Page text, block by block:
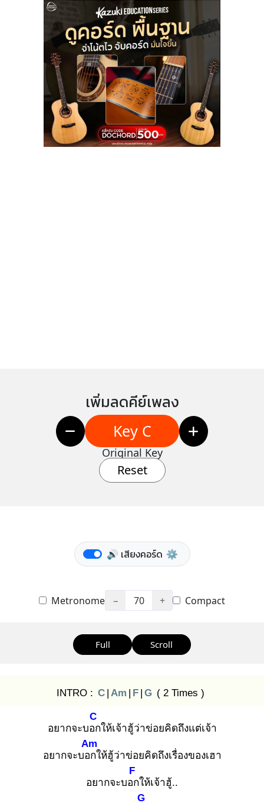
เพิ่มลดคีย์เพลง
Key C
Original Key
Reset
🔊 เสียงคอร์ด ⚙️
Metronome − 70 + Compact
Full Scroll
INTRO : C | Am | F | G ( 2 Times )
อยากจะบอก
C
ให้เจ้าฮู้ว่าข่อยคิดถึงแต่เจ้า
อยากจะบอก
Am
ให้ฮู้ว่าข่อยคิดถึงเรื่องของเฮา
อยากจะบอก
F
ให้เจ้าฮู้..
G